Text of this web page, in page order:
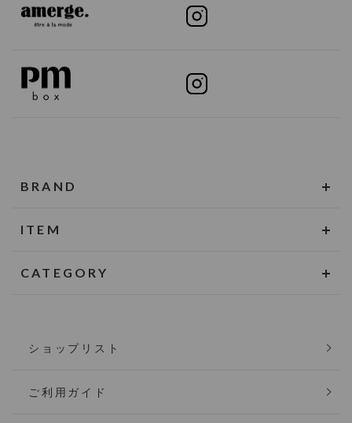
BRAND
ITEM
CATEGORY
ショップリスト
ご利用ガイド